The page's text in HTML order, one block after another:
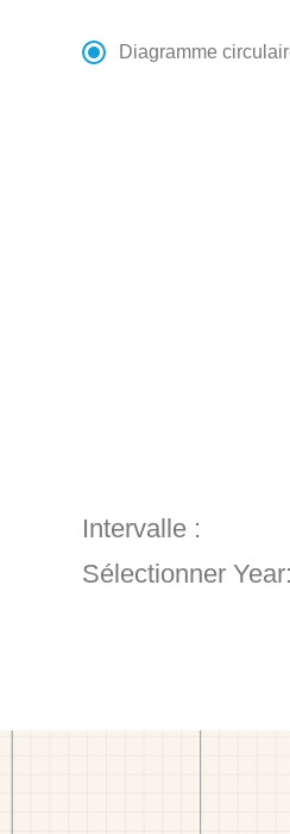
Diagramme
Intervalle :
Sélectionner Year: